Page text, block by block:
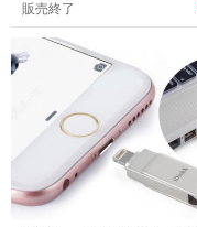
販売終了